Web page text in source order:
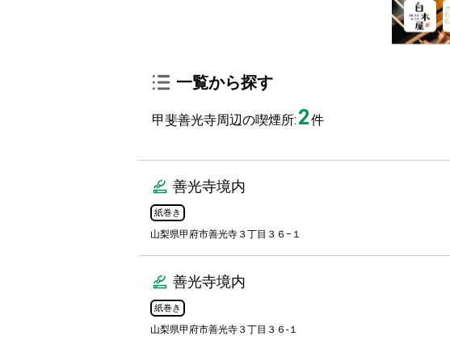
一覧から探す
甲斐善光寺周辺の喫煙所: 2件
善光寺境内
紙巻き
山梨県甲府市善光寺３丁目３６−１
善光寺境内
紙巻き
山梨県甲府市善光寺３丁目３６-１